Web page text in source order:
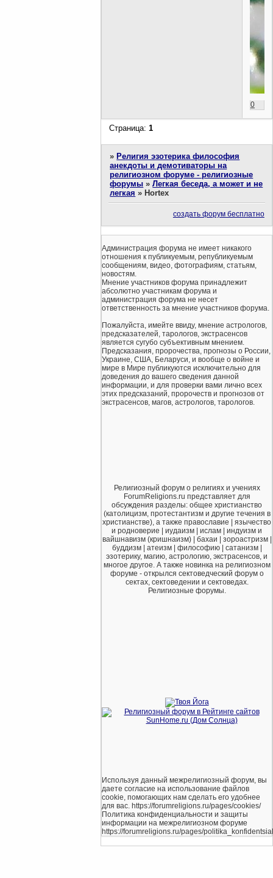
0
Страница:1
» Религия эзотерика философия
анекдоты и демотиваторы на
религиозном форуме - религиозные
форумы »Легкая беседа, а может и не
легкая » Hortex
создать форум бесплатно
Администрация форума не имеет никакого
отношения к публикуемым, републикуемым
сообщениям, видео, фотографиям, статьям,
новостям.
Мнение участников форума принадлежит
абсолютно участникам форума и
администрация форума не несет
ответственность за мнение участников форума.
Пожалуйста, имейте ввиду, мнение астрологов,
предсказателей, тарологов, экстрасенсов
является сугубо субъективным мнением.
Предсказания, пророчества, прогнозы о России,
Украине, США, Беларуси, и вообще о войне и
мире в Мире публикуются исключительно для
доведения до вашего сведения данной
информации, и для проверки вами лично всех
этих предсказаний, пророчеств и прогнозов от
экстрасенсов, магов, астрологов, тарологов.
Религиозный форум о религиях и учениях
ForumReligions.ru представляет для
обсуждения разделы: общее христианство
(католицизм, протестантизм и другие течения в
христианстве), а также православие | язычество
и родноверие | иудаизм | ислам | индуизм и
вайшнавизм (кришнаизм) | бахаи | зороастризм |
буддизм | атеизм | философию | сатанизм |
эзотерику, магию, астрологию, экстрасенсов, и
многое другое. А также новинка на религиозном
форуме - открылся сектоведческий форум о
сектах, сектоведении и сектоведах.
Религиозные форумы.
Используя данный межрелигиозный форум, вы
даете согласие на использование файлов
cookie, помогающих нам сделать его удобнее
для вас. https://forumreligions.ru/pages/cookies/
Политика конфиденциальности и защиты
информации на межрелигиозном форуме
https://forumreligions.ru/pages/